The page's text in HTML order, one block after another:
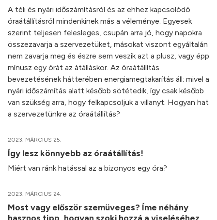
A téli és nyári időszámításról és az ehhez kapcsolódó
óraátállításról mindenkinek más a véleménye. Egyesek
szerint teljesen felesleges, csupán arra jó, hogy napokra
összezavarja a szervezetüket, másokat viszont egyáltalán
nem zavarja meg és észre sem veszik azt a plusz, vagy épp
mínusz egy órát az átálláskor. Az óraátállítás
bevezetésének hátterében energiamegtakarítás áll: mivel a
nyári időszámítás alatt később sötétedik, így csak később
van szükség arra, hogy felkapcsoljuk a villanyt. Hogyan hat
a szervezetünkre az óraátállítás?
2023. MÁRCIUS 25.
Így lesz könnyebb az óraátállítás!
Miért van ránk hatással az a bizonyos egy óra?
2023. MÁRCIUS 24.
Most vagy először szemüveges? Íme néhány
hasznos tipp, hogyan szokj hozzá a viseléséhez